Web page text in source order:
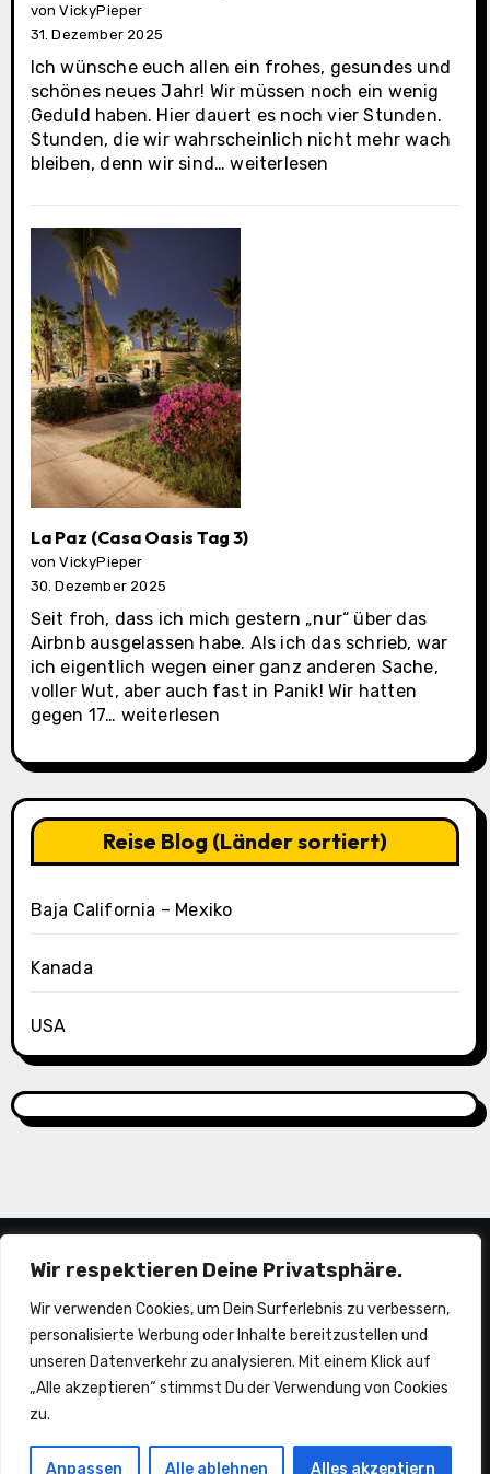
Wir respektieren Deine Privatsphäre.
Wir verwenden Cookies, um Dein Surferlebnis zu verbessern,
personalisierte Werbung oder Inhalte bereitzustellen und
unseren Datenverkehr zu analysieren. Mit einem Klick auf
„Alle akzeptieren“ stimmst Du der Verwendung von Cookies
zu.
Anpassen Alle ablehnen Alles akzeptiern
von VickyPieper
31. Dezember 2025
Ich wünsche euch allen ein frohes, gesundes und
schönes neues Jahr! Wir müssen noch ein wenig
Geduld haben. Hier dauert es noch vier Stunden.
Stunden, die wir wahrscheinlich nicht mehr wach
bleiben, denn wir sind…La
(Casa
Oasis
4)
weiterlesen
La Paz (Casa Oasis Tag 3)
von VickyPieper
30. Dezember 2025
Seit froh, dass ich mich gestern „nur“ über das
Airbnb ausgelassen habe. Als ich das schrieb, war
ich eigentlich wegen einer ganz anderen Sache,
voller Wut, aber auch fast in Panik! Wir hatten
gegen 17… La
(Casa
3)
weiterlesen
Reise Blog (Länder sortiert)
Baja California – Mexiko
Kanada
USA